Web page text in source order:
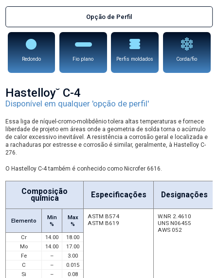
Opção de Perfil
Redondo Fio plano Perfis moldados Corda/fio
Hastelloy˘ C-4
Disponível em qualquer 'opção de perfil'
Essa liga de níquel-cromo-molibdênio tolera altas temperaturas e fornece
liberdade de projeto em áreas onde a geometria de solda torna o acúmulo
de calor excessivo inevitável. A resistência a corrosão geral e localizada e
a rachaduras por estresse e corrosão é similar, geralmente, à Hastelloy C-
276.
O Hastelloy C-4 também é conhecido como Nicrofer 6616.
Composição
química Especificações Designações
Elemento
Min
%
Max
%
Cr
14.00
18.00
Mo
14.00
17.00
Fe
–
3.00
C
–
0.015
Si
–
0.08
ASTM B574
ASTM B619
W.NR 2.4610
UNS N06455
AWS 052